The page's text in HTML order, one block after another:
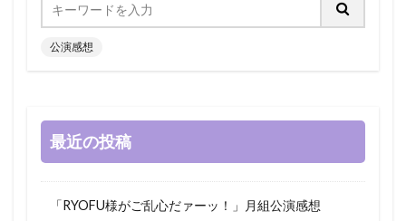
公演感想
最近の投稿
「RYOFU様がご乱心だァーッ！」月組公演感想